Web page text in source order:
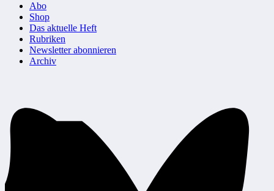
Abo
Shop
Das aktuelle Heft
Rubriken
Newsletter abonnieren
Archiv